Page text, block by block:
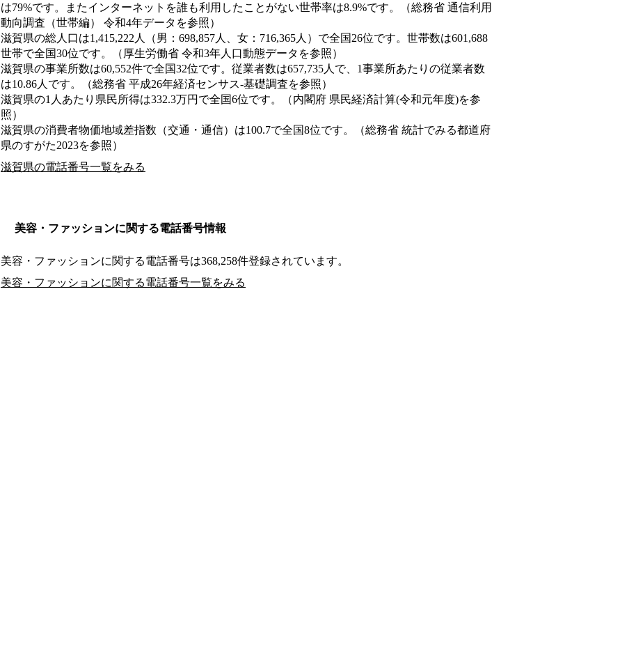
は79%です。またインターネットを誰も利用したことがない世帯率は8.9%です。（総務省 通信利用
動向調査（世帯編） 令和4年データを参照）
滋賀県の総人口は1,415,222人（男：698,857人、女：716,365人）で全国26位です。世帯数は601,688
世帯で全国30位です。（厚生労働省 令和3年人口動態データを参照）
滋賀県の事業所数は60,552件で全国32位です。従業者数は657,735人で、1事業所あたりの従業者数
は10.86人です。（総務省 平成26年経済センサス‐基礎調査を参照）
滋賀県の1人あたり県民所得は332.3万円で全国6位です。（内閣府 県民経済計算(令和元年度)を参
照）
滋賀県の消費者物価地域差指数（交通・通信）は100.7で全国8位です。（総務省 統計でみる都道府
県のすがた2023を参照）
滋賀県の電話番号一覧をみる
美容・ファッションに関する電話番号情報
美容・ファッションに関する電話番号は368,258件登録されています。
美容・ファッションに関する電話番号一覧をみる